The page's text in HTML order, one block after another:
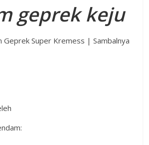
geprek keju